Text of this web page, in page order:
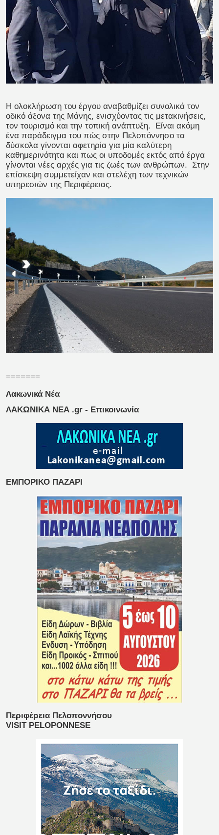
Η ολοκλήρωση του έργου αναβαθμίζει συνολικά τον
οδικό άξονα της Μάνης, ενισχύοντας τις μετακινήσεις,
τον τουρισμό και την τοπική ανάπτυξη.
Είναι ακόμη
ένα παράδειγμα του πώς στην Πελοπόννησο τα
δύσκολα γίνονται αφετηρία για μία καλύτερη
καθημερινότητα και πως οι υποδομές εκτός από έργα
γίνονται νέες αρχές για τις ζωές των ανθρώπων.
Στην
επίσκεψη συμμετείχαν και στελέχη των τεχνικών
υπηρεσιών της Περιφέρειας.
=======
Λακωνικά Νέα
ΛΑΚΩΝΙΚΑ ΝΕΑ .gr - Επικοινωνία
ΕΜΠΟΡΙΚΟ ΠΑΖΑΡΙ
Περιφέρεια Πελοποννήσου
VISIT PELOPONNESE